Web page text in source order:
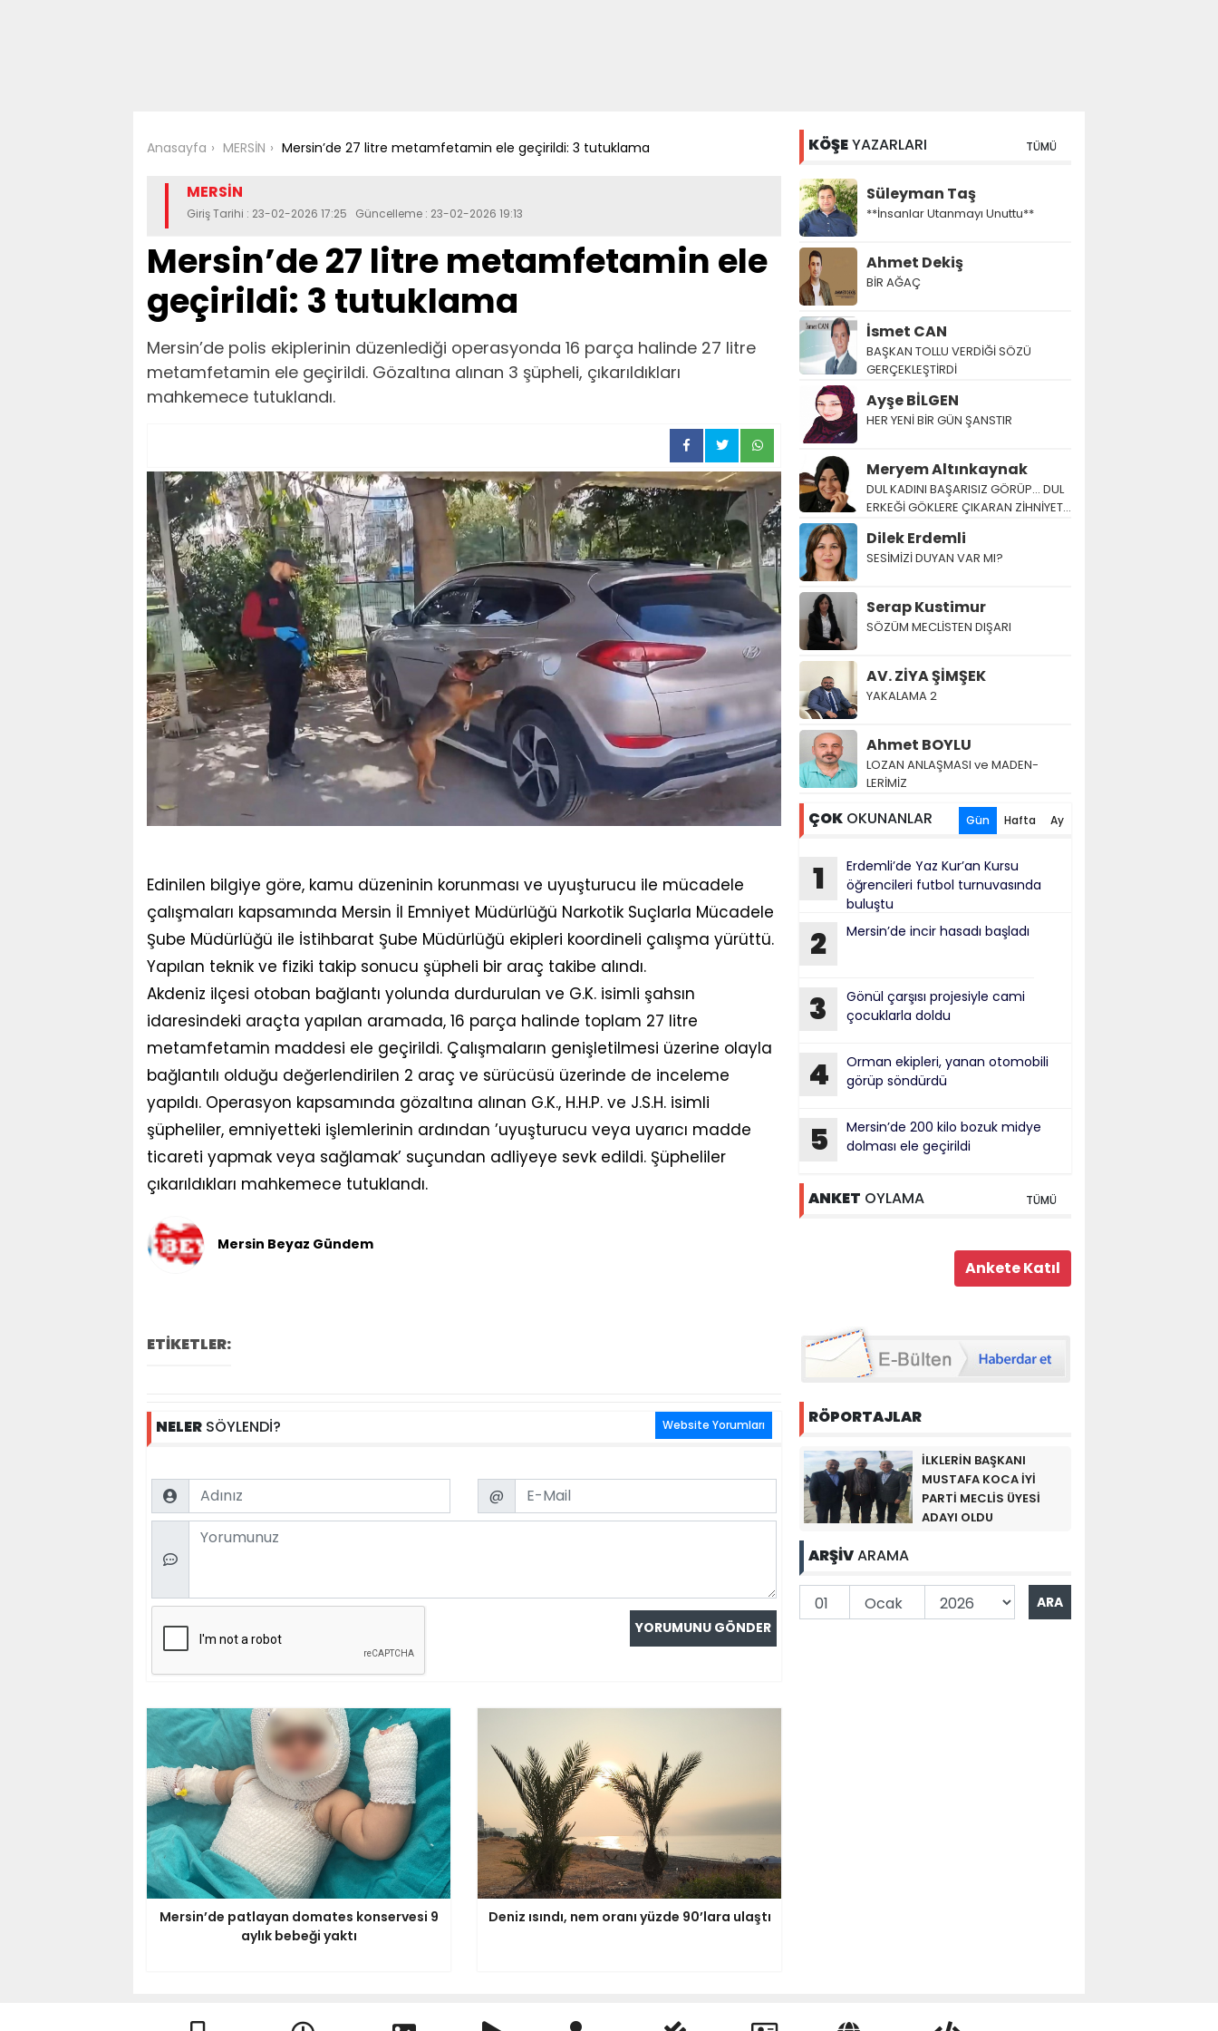
Anasayfa MERSİN Mersin’de 27 litre metamfetamin ele geçirildi: 3 tutuklama
MERSİN
Giriş Tarihi : 23-02-2026 17:25 Güncelleme : 23-02-2026 19:13
Mersin’de 27 litre metamfetamin ele
geçirildi: 3 tutuklama
Mersin’de polis ekiplerinin düzenlediği operasyonda 16 parça halinde 27 litre
metamfetamin ele geçirildi. Gözaltına alınan 3 şüpheli, çıkarıldıkları
mahkemece tutuklandı.
Edinilen bilgiye göre, kamu düzeninin korunması ve uyuşturucu ile mücadele
çalışmaları kapsamında Mersin İl Emniyet Müdürlüğü Narkotik Suçlarla Mücadele
Şube Müdürlüğü ile İstihbarat Şube Müdürlüğü ekipleri koordineli çalışma yürüttü.
Yapılan teknik ve fiziki takip sonucu şüpheli bir araç takibe alındı.
Akdeniz ilçesi otoban bağlantı yolunda durdurulan ve G.K. isimli şahsın
idaresindeki araçta yapılan aramada, 16 parça halinde toplam 27 litre
metamfetamin maddesi ele geçirildi. Çalışmaların genişletilmesi üzerine olayla
bağlantılı olduğu değerlendirilen 2 araç ve sürücüsü üzerinde de inceleme
yapıldı. Operasyon kapsamında gözaltına alınan G.K., H.H.P. ve J.S.H. isimli
şüpheliler, emniyetteki işlemlerinin ardından ’uyuşturucu veya uyarıcı madde
ticareti yapmak veya sağlamak’ suçundan adliyeye sevk edildi. Şüpheliler
çıkarıldıkları mahkemece tutuklandı.
Mersin Beyaz Gündem
ETİKETLER:
NELER SÖYLENDİ? Website Yorumları
Name Email
@
Comment
Mersin’de patlayan domates konservesi 9
aylık bebeği yaktı
Deniz ısındı, nem oranı yüzde 90’lara ulaştı
KÖŞEYAZARLARI TÜMÜ
Süleyman Taş
**İnsanlar Utanmayı Unuttu**
Ahmet Dekiş
BİR AĞAÇ
İsmet CAN
BAŞKAN TOLLU VERDİĞİ SÖZÜ
GERÇEKLEŞTİRDİ
Ayşe BİLGEN
HER YENİ BİR GÜN ŞANSTIR
Meryem Altınkaynak
DUL KADINI BAŞARISIZ GÖRÜP… DUL
ERKEĞİ GÖKLERE ÇIKARAN ZİHNİYET…
Dilek Erdemli
SESİMİZİ DUYAN VAR MI?
Serap Kustimur
SÖZÜM MECLİSTEN DIŞARI
AV. ZİYA ŞİMŞEK
YAKALAMA 2
Ahmet BOYLU
LOZAN AN­LAŞ­MA­SI ve MA­DEN­
LERİMİZ
ÇOK OKUNANLAR Gün Hafta Ay
1
Erdemli’de Yaz Kur’an Kursu
öğrencileri futbol turnuvasında
buluştu
2 Mersin’de incir hasadı başladı
3
Gönül çarşısı projesiyle cami
çocuklarla doldu
4
Orman ekipleri, yanan otomobili
görüp söndürdü
5
Mersin’de 200 kilo bozuk midye
dolması ele geçirildi
ANKET OYLAMA TÜMÜ
RÖPORTAJLAR
İLKLERİN BAŞKANI
MUSTAFA KOCA İYİ
PARTİ MECLİS ÜYESİ
ADAYI OLDU
ARŞİVARAMA